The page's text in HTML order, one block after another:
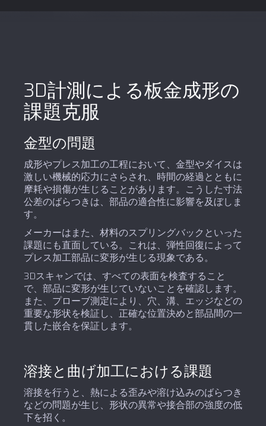
3D計測による板金成形の
課題克服
金型の問題
成形やプレス加工の工程において、金型やダイスは
激しい機械的応力にさらされ、時間の経過とともに
摩耗や損傷が生じることがあります。こうした寸法
公差のばらつきは、部品の適合性に影響を及ぼしま
す。
メーカーはまた、材料のスプリングバックといった
課題にも直面している。これは、弾性回復によって
プレス加工部品に変形が生じる現象である。
3Dスキャンでは、すべての表面を検査すること
で、部品に変形が生じていないことを確認します。
また、プローブ測定により、穴、溝、エッジなどの
重要な形状を検証し、正確な位置決めと部品間の一
貫した嵌合を保証します。
溶接と曲げ加工における課題
溶接を行うと、熱による歪みや溶け込みのばらつき
などの問題が生じ、形状の異常や接合部の強度の低
下を招く。